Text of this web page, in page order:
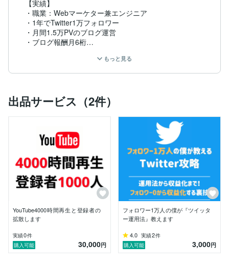
【実績】
・職業：Webマーケター兼エンジニア
・1年でTwitter1万フォロワー
・月間1.5万PVのブログ運営
・ブログ報酬月6桁
・1分で考えた、1ツイートで5万円
・誰もが知る大手教育企業から企業案件受注
【 ビジネス初心者のあなたを稼がせます。 】
「稼ぎたいけど何していいかわからない！」
「ノウハウコレクターになってる」
「本気でネットビジネスで稼ぎたい」
こんなお悩み、【解決させます】。
自分が実際に稼ぐために得た具体的な知識を教えます。
ぼくに相談いただければ、稼ぐヒントを与えます。
あとは行動するだけ の状態に持っていきます。
収益化までの知識が無い方にも安心いただけるよう
迅速丁寧な説明を心がけています
もっと見る
出品サービス（2件）
YouTube4000時間再生と登録者の
拡散します
実績0件
購入可能
30,000円
フォロワー1万人の僕が『ツイッタ
ー運用法』教えます
4.0 実績2件
購入可能
3,000円